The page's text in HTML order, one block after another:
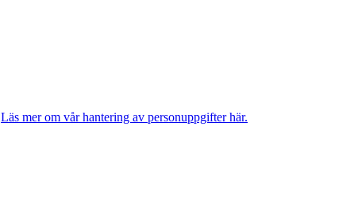
Läs mer om vår hantering av personuppgifter här.